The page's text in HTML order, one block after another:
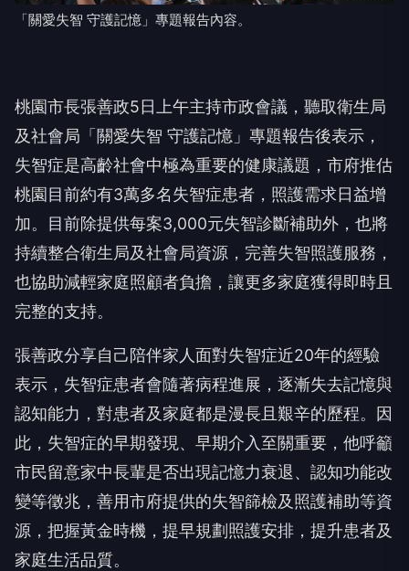
「關愛失智 守護記憶」專題報告內容。
桃園市長張善政5日上午主持市政會議，聽取衛生局
及社會局「關愛失智 守護記憶」專題報告後表示，
失智症是高齡社會中極為重要的健康議題，市府推估
桃園目前約有3萬多名失智症患者，照護需求日益增
加。目前除提供每案3,000元失智診斷補助外，也將
持續整合衛生局及社會局資源，完善失智照護服務，
也協助減輕家庭照顧者負擔，讓更多家庭獲得即時且
完整的支持。
張善政分享自己陪伴家人面對失智症近20年的經驗
表示，失智症患者會隨著病程進展，逐漸失去記憶與
認知能力，對患者及家庭都是漫長且艱辛的歷程。因
此，失智症的早期發現、早期介入至關重要，他呼籲
市民留意家中長輩是否出現記憶力衰退、認知功能改
變等徵兆，善用市府提供的失智篩檢及照護補助等資
源，把握黃金時機，提早規劃照護安排，提升患者及
家庭生活品質。